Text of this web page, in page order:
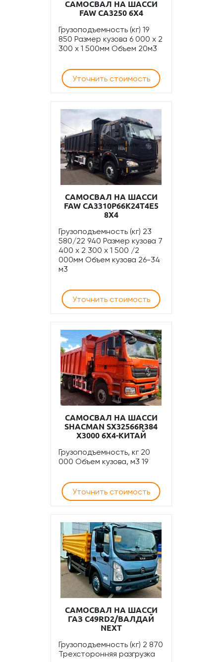
САМОСВАЛ НА ШАССИ
FAW CA3250 6Х4
Грузоподъемность (кг) 19
850 Размер кузова 6 000 x 2
300 x 1 500мм Объем 20м3
Уточнить стоимость
САМОСВАЛ НА ШАССИ
FAW CA3310P66K24T4E5
8Х4
Грузоподъемность (кг) 23
580/22 940 Размер кузова 7
400 x 2 300 x 1 500 /2
000мм Объем кузова 26-34
м3
Уточнить стоимость
САМОСВАЛ НА ШАССИ
SHACMAN SX32566R384
X3000 6Х4-КИТАЙ
Грузоподъемность, кг 20
000 Объем кузова, м3 19
Уточнить стоимость
САМОСВАЛ НА ШАССИ
ГАЗ С49RD2/ВАЛДАЙ
NEXT
Грузоподъемность (кг) 2 870
Трехсторонняя разгрузка